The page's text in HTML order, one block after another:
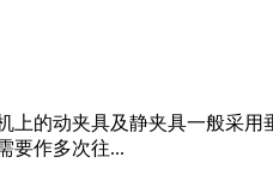
上的动夹具及静夹具一般采用
要作多次往...